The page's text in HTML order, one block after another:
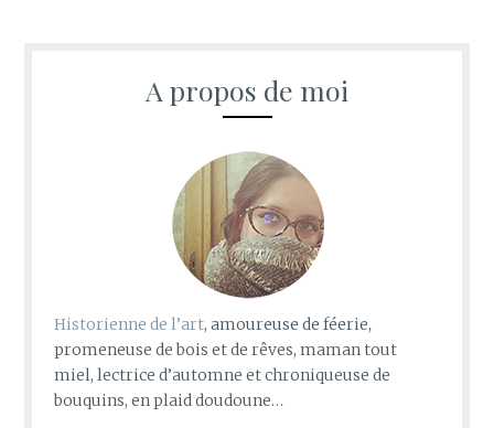
A propos de moi
Historienne de l’art, amoureuse de féerie,
promeneuse de bois et de rêves, maman tout
miel, lectrice d’automne et chroniqueuse de
bouquins, en plaid doudoune…